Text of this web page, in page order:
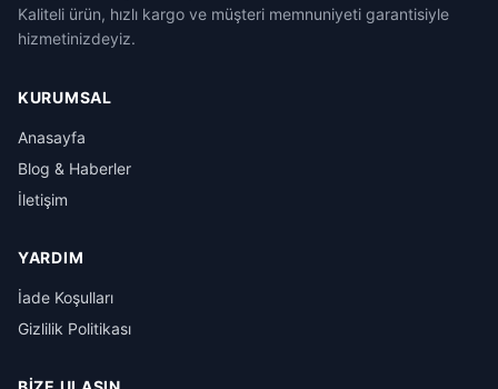
Kaliteli ürün, hızlı kargo ve müşteri memnuniyeti garantisiyle
hizmetinizdeyiz.
KURUMSAL
Anasayfa
Blog & Haberler
İletişim
YARDIM
İade Koşulları
Gizlilik Politikası